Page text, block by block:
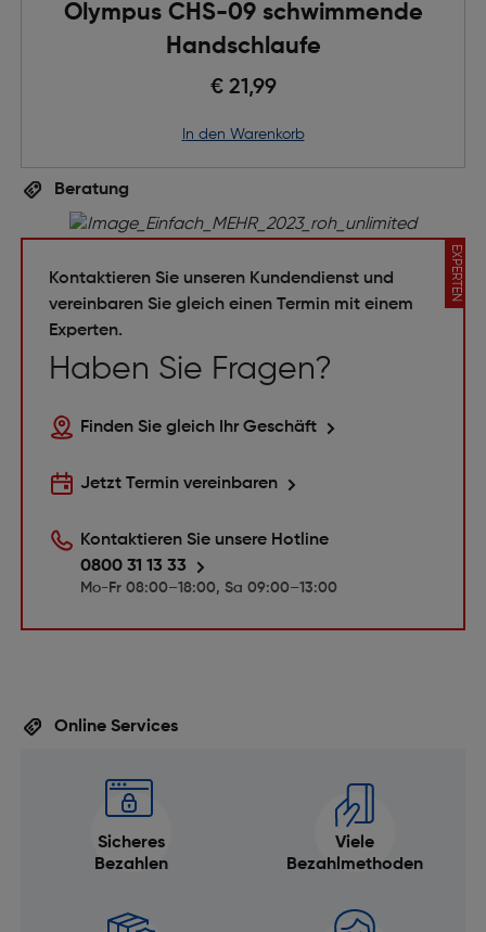
Olympus CHS-09 schwimmende
Handschlaufe
€ 21,99
in den Warenkorb
Beratung
EXPERTEN
Kontaktieren Sie unseren Kundendienst und
vereinbaren Sie gleich einen Termin mit einem
Experten.
Haben Sie Fragen?
Finden Sie gleich Ihr Geschäft
Jetzt Termin vereinbaren
Kontaktieren Sie unsere Hotline
0800 31 13 33
Mo-Fr 08:00–18:00, Sa 09:00–13:00
Online Services
Sicheres
Bezahlen
Viele
Bezahlmethoden